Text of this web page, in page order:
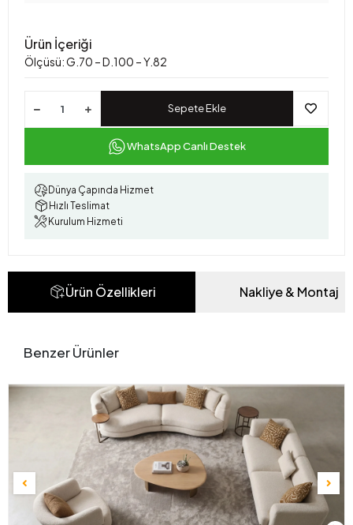
Ürün İçeriği
Ölçüsü: G.70 – D.100 – Y.82
Sepete Ekle
WhatsApp Canlı Destek
Dünya Çapında Hizmet
Hızlı Teslimat
Kurulum Hizmeti
Ürün Özellikleri Nakliye & Montaj
Benzer Ürünler